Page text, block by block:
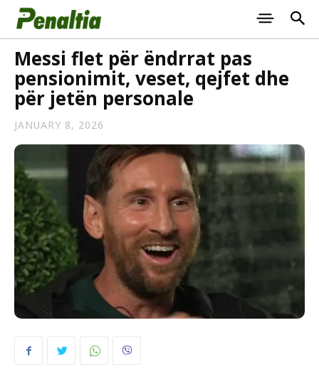
Messi flet për ëndrrat pas
pensionimit, veset, qejfet dhe
për jetën personale
JANUARY 8, 2026